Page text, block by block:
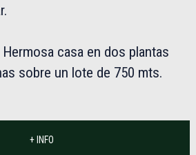
Hermosa casa en dos plantas
sobre un lote de 750 mts.
+ INFO